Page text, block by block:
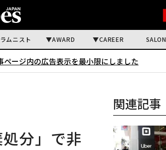
ムニスト AWARD CAREER SALON
ページ内の広告表示を最小限にしました
分」で非
関連記事